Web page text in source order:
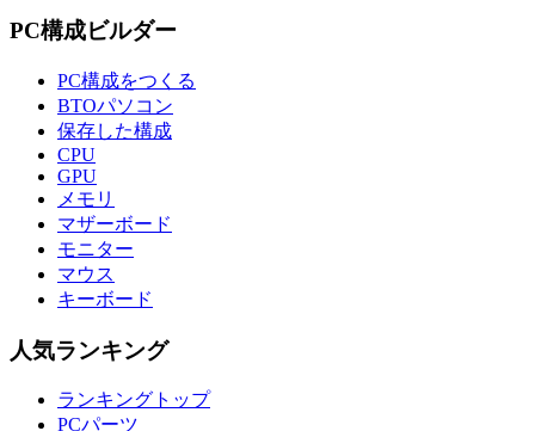
PC構成ビルダー
PC構成をつくる
BTOパソコン
保存した構成
CPU
GPU
メモリ
マザーボード
モニター
マウス
キーボード
人気ランキング
ランキングトップ
PCパーツ